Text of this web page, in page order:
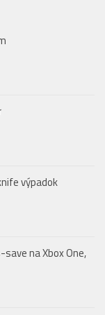
výpadok
na Xbox One,